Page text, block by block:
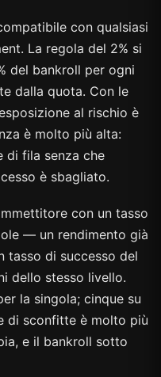
con qualsiasi
La regola del 2% si
del bankroll per ogni
dalla quota. Con le
al rischio è
è molto più alta:
di fila senza che
è sbagliato.
con un tasso
— un rendimento già
tasso di successo del
dello stesso livello.
la singola; cinque su
di sconfitte è molto più
e il bankroll sotto